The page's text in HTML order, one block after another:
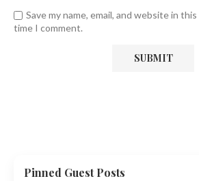
Save my name, email, and website in
time I comment.
Pinned Guest Posts